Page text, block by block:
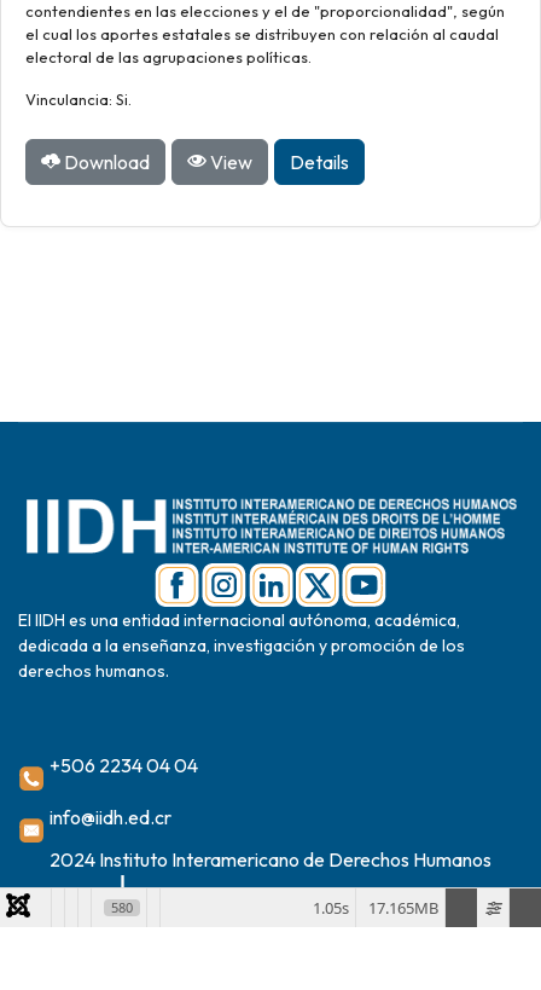
contendientes en las elecciones y el de "proporcionalidad", según
el cual los aportes estatales se distribuyen con relación al caudal
electoral de las agrupaciones políticas.
Vinculancia: Si.
Download View Details
El IIDH es una entidad internacional autónoma, académica,
dedicada a la enseñanza, investigación y promoción de los
derechos humanos.
+506 2234 04 04
info@iidh.ed.cr
2024 Instituto Interamericano de Derechos Humanos
580 17.165MB
1.05s